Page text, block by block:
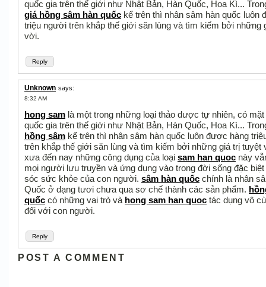
Reply
quốc gia trên thế giới như Nhật Bản, Hàn Quốc, Hoa Kì...
giá hồng sâm hàn quốc kể trên thì nhân sâm hàn quốc luôn
triệu người trên khắp thế giới săn lùng và tìm kiếm bởi những
vời.
Unknown says:
8:32 AM
Reply
hong sam là một trong những loại thảo dược tự nhiên, có
quốc gia trên thế giới như Nhật Bản, Hàn Quốc, Hoa Kì...
hồng sâm kể trên thì nhân sâm hàn quốc luôn được hàng
trên khắp thế giới săn lùng và tìm kiếm bởi những giá trị tuyệt
xưa đến nay những công dụng của loại sam han quoc này
mọi người lưu truyền và ứng dụng vào trong đời sống đặc
sóc sức khỏe của con người. sâm hàn quốc chính là nhân
Quốc ở dạng tươi chưa qua sơ chế thành các sản phẩm.
quốc có những vai trò và hong sam han quoc tác dụng vô
đối với con người.
POST A COMMENT